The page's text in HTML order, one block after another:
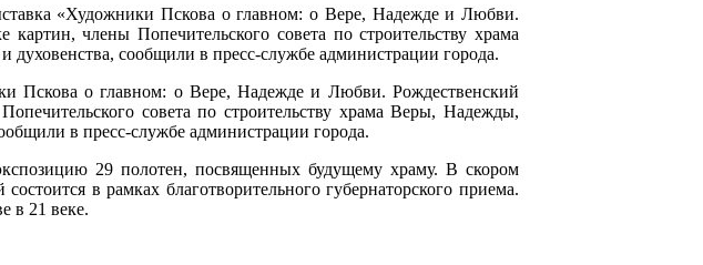
«Художники Пскова о главном: о Вере, Надежде и Любви.
члены Попечительского совета по строительству храма
сообщили в пресс-службе администрации города.
Пскова о главном: о Вере, Надежде и Любви. Рождественский
совета по строительству храма Веры, Надежды,
в пресс-службе администрации города.
29 полотен, посвященных будущему храму. В скором
в рамках благотворительного губернаторского приема.
в 21 веке.